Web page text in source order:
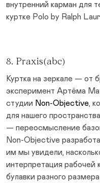
внутренний карман для
куртке Polo by Ralph
8. Praxis(abc)
Куртка на зеркале — от
эксперимент Артёма
студии Non-Objective,
для нашего
— переосмысление
Non-Objective
им мы увидели,
интерпретация рабочей
булавки разного